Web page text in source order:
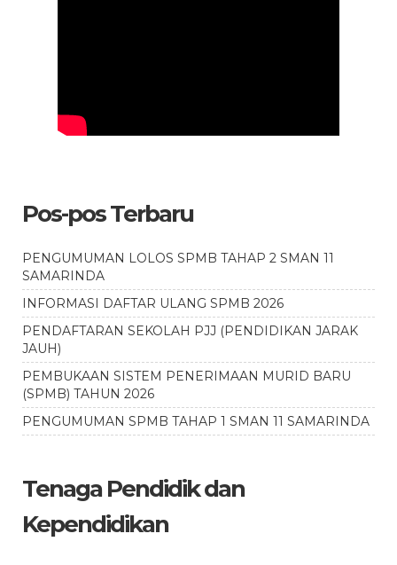
Pos-pos Terbaru
PENGUMUMAN LOLOS SPMB TAHAP 2 SMAN 11
SAMARINDA
INFORMASI DAFTAR ULANG SPMB 2026
PENDAFTARAN SEKOLAH PJJ (PENDIDIKAN JARAK
JAUH)
PEMBUKAAN SISTEM PENERIMAAN MURID BARU
(SPMB) TAHUN 2026
PENGUMUMAN SPMB TAHAP 1 SMAN 11 SAMARINDA
Tenaga Pendidik dan
Kependidikan